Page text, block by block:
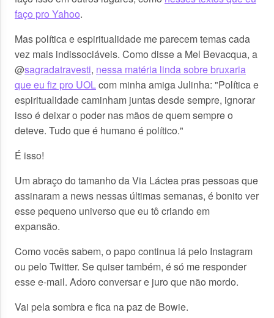
faço pro Yahoo.
Mas política e espiritualidade me parecem temas cada
vez mais indissociáveis. Como disse a Mel Bevacqua, a
@sagradatravesti, nessa matéria linda sobre bruxaria
que eu fiz pro UOLcom minha amiga Julinha: "Política e
espiritualidade caminham juntas desde sempre, ignorar
isso é deixar o poder nas mãos de quem sempre o
deteve. Tudo que é humano é político."
É isso!
Um abraço do tamanho da Via Láctea pras pessoas que
assinaram a news nessas últimas semanas, é bonito ver
esse pequeno universo que eu tô criando em
expansão.
Como vocês sabem, o papo continua lá pelo Instagram
ou pelo Twitter. Se quiser também, é só me responder
esse e-mail. Adoro conversar e juro que não mordo.
Vai pela sombra e fica na paz de Bowie.